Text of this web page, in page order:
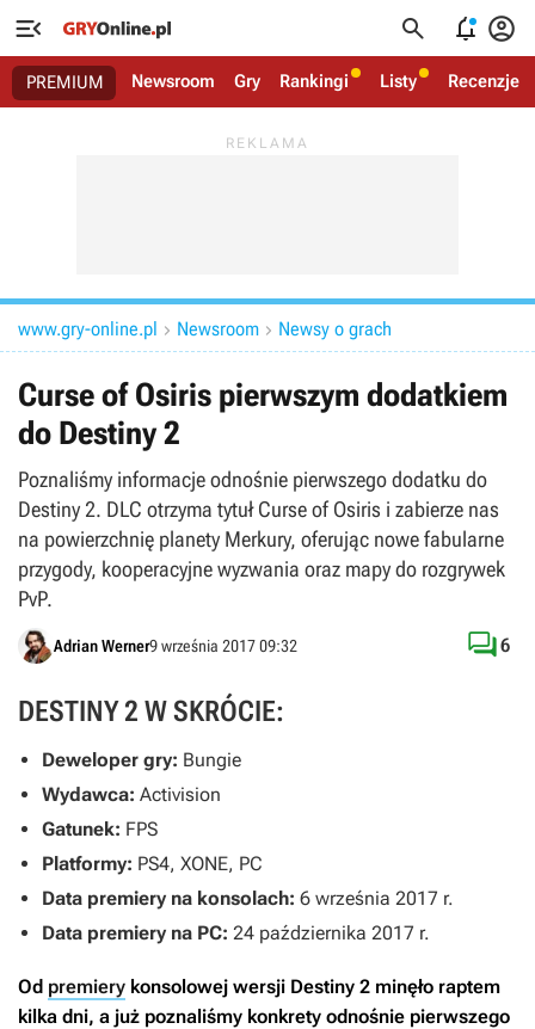
   
PREMIUM Newsroom Gry Rankingi Listy Recenzje
www.gry-online.pl  Newsroom  Newsy o grach
Curse of Osiris pierwszym dodatkiem
do Destiny 2
Poznaliśmy informacje odnośnie pierwszego dodatku do
Destiny 2. DLC otrzyma tytuł Curse of Osiris i zabierze nas
na powierzchnię planety Merkury, oferując nowe fabularne
przygody, kooperacyjne wyzwania oraz mapy do rozgrywek
PvP.
Adrian Werner9 września 2017 09:32 6
DESTINY 2 W SKRÓCIE:
Deweloper gry: Bungie
Wydawca: Activision
Gatunek: FPS
Platformy: PS4, XONE, PC
Data premiery na konsolach: 6 września 2017 r.
Data premiery na PC: 24 października 2017 r.
Od premiery konsolowej wersji Destiny 2 minęło raptem
kilka dni, a już poznaliśmy konkrety odnośnie pierwszego